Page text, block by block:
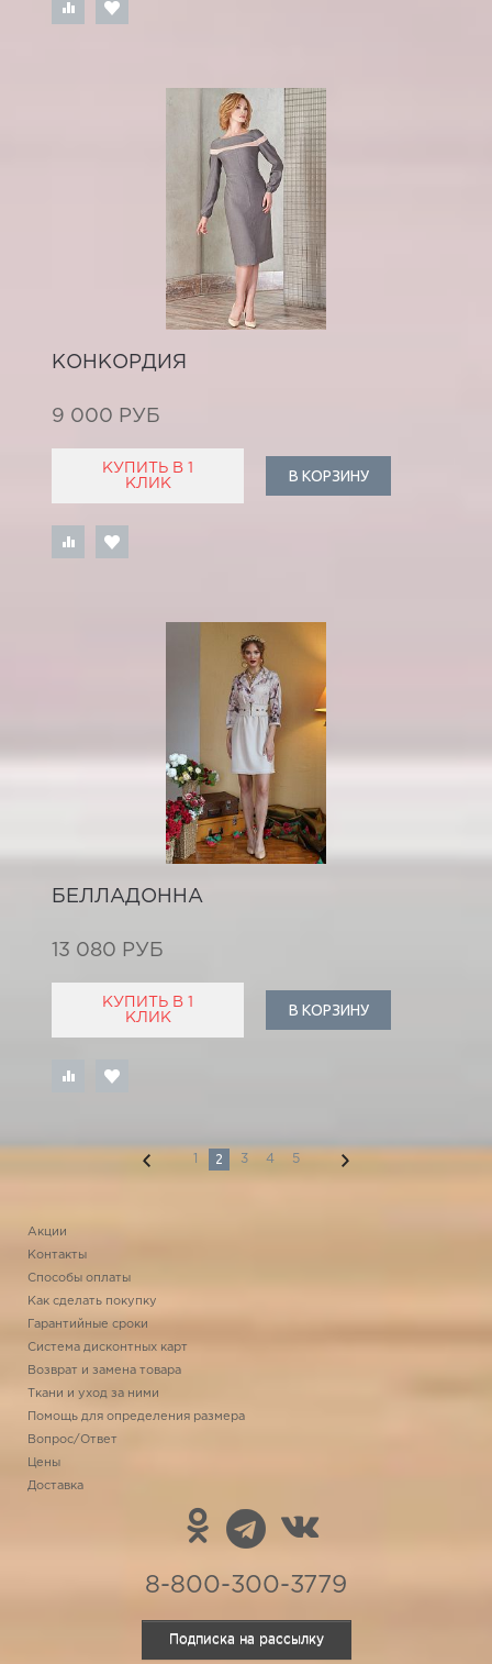
КОНКОРДИЯ
9 000 РУБ
КУПИТЬ В 1
КЛИК
В КОРЗИНУ
БЕЛЛАДОННА
13 080 РУБ
КУПИТЬ В 1
КЛИК
В КОРЗИНУ
1 2 3 4 5
Акции
Контакты
Способы оплаты
Как сделать покупку
Гарантийные сроки
Система дисконтных карт
Возврат и замена товара
Ткани и уход за ними
Помощь для определения размера
Вопрос/Ответ
Цены
Доставка
8-800-300-3779
Подписка на рассылку